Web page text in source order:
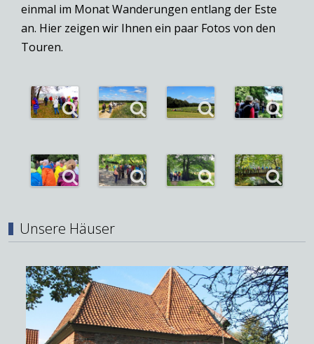
einmal im Monat Wanderungen entlang der Este
an. Hier zeigen wir Ihnen ein paar Fotos von den
Touren.
Unsere Häuser